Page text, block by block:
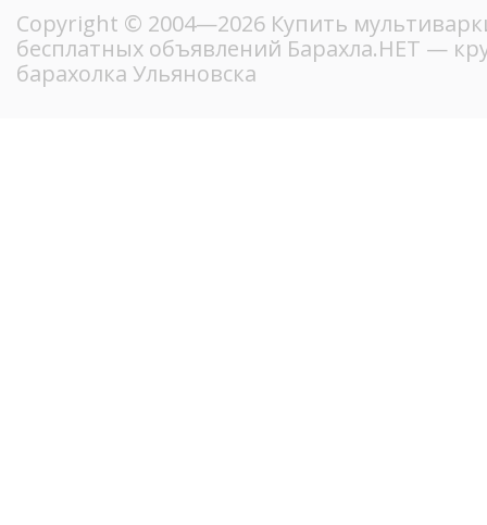
Copyright © 2004—2026 Купить
бесплатных объявлений Барахла.НЕТ —
барахолка Ульяновска